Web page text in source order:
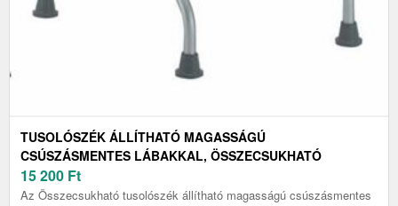
TUSOLÓSZÉK ÁLLÍTHATÓ MAGASSÁGÚ
CSÚSZÁSMENTES LÁBAKKAL, ÖSSZECSUKHATÓ
15 200 Ft
Az Összecsukható tusolószék állítható magasságú csúszásmentes